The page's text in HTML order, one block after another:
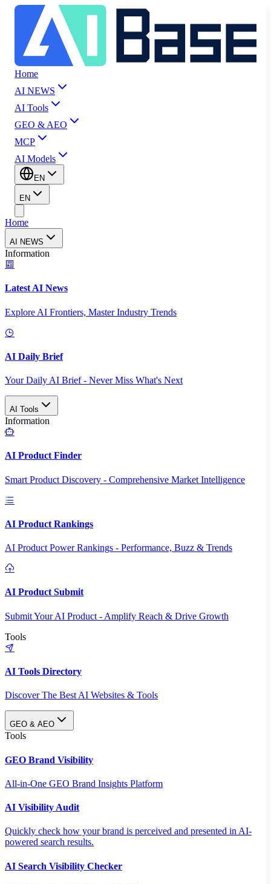
Home
AI NEWS
AI Tools
GEO & AEO
MCP
AI Models
EN
EN
Home
AI NEWS
Information
Latest AI News
Explore AI Frontiers, Master Industry Trends
AI Daily Brief
Your Daily AI Brief - Never Miss What's Next
AI Tools
Information
AI Product Finder
Smart Product Discovery - Comprehensive Market Intelligence
AI Product Rankings
AI Product Power Rankings - Performance, Buzz & Trends
AI Product Submit
Submit Your AI Product - Amplify Reach & Drive Growth
Tools
AI Tools Directory
Discover The Best AI Websites & Tools
GEO & AEO
Tools
GEO Brand Visibility
All-in-One GEO Brand Insights Platform
AI Visibility Audit
Quickly check how your brand is perceived and presented in AI-
powered search results.
AI Search Visibility Checker